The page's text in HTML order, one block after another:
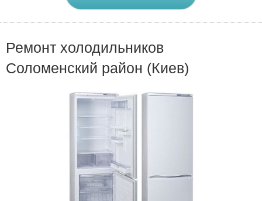
Ремонт холодильников
Соломенский район (Киев)